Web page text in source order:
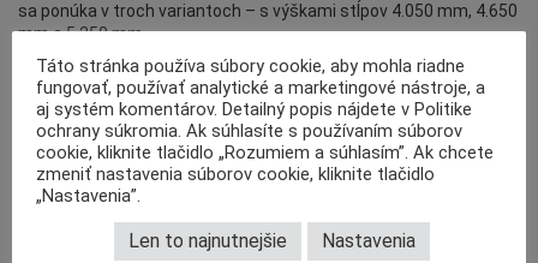
sa ponúka v troch variantoch – s výškami stĺpov 4.050 mm, 4.650
mm a 5.250 mm.
FERDUS: Nový
dvojstĺpový zdvihák
ALPHA45
Novinky FERDUS pokračujú. Jeseň
Táto stránka používa súbory cookie, aby mohla riadne
fungovať, používať analytické a marketingové nástroje, a
aj systém komentárov. Detailný popis nájdete v Politike
ochrany súkromia. Ak súhlasíte s používaním súborov
cookie, kliknite tlačidlo „Rozumiem a súhlasím”. Ak chcete
zmeniť nastavenia súborov cookie, kliknite tlačidlo
„Nastavenia”.
Len to najnutnejšie Nastavenia